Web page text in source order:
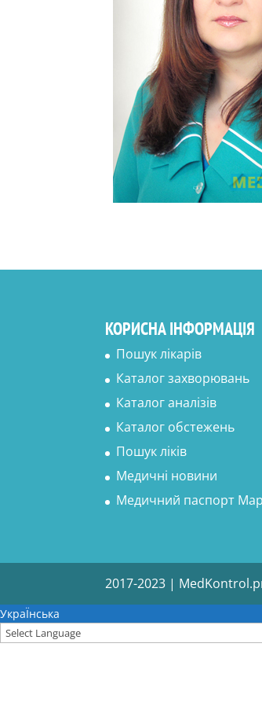
КОРИСНА ІНФОРМАЦІЯ
Пошук лікарів
Каталог захворювань
Каталог аналізів
Каталог обстежень
Пошук ліків
Медичні новини
Медичний паспорт
2017-2023 |
УкраЇнська